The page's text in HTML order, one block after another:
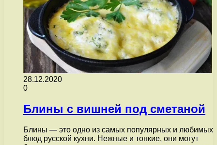
28.12.2020
0
Блины с вишней под сметаной
Блины — это одно из самых популярных и любимых
блюд русской кухни. Нежные и тонкие, они могут